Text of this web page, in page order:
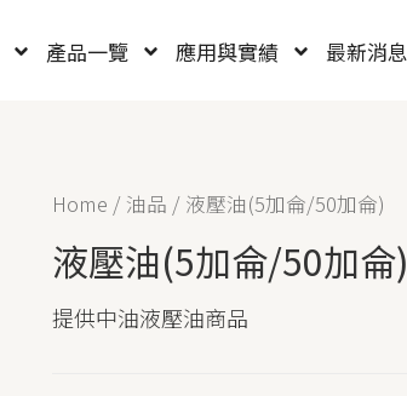
產品一覽 應用與實績 最新消息
Home / 油品 / 液壓油(5加侖/50加侖)
液壓油(5加侖/50加侖)
提供中油液壓油商品